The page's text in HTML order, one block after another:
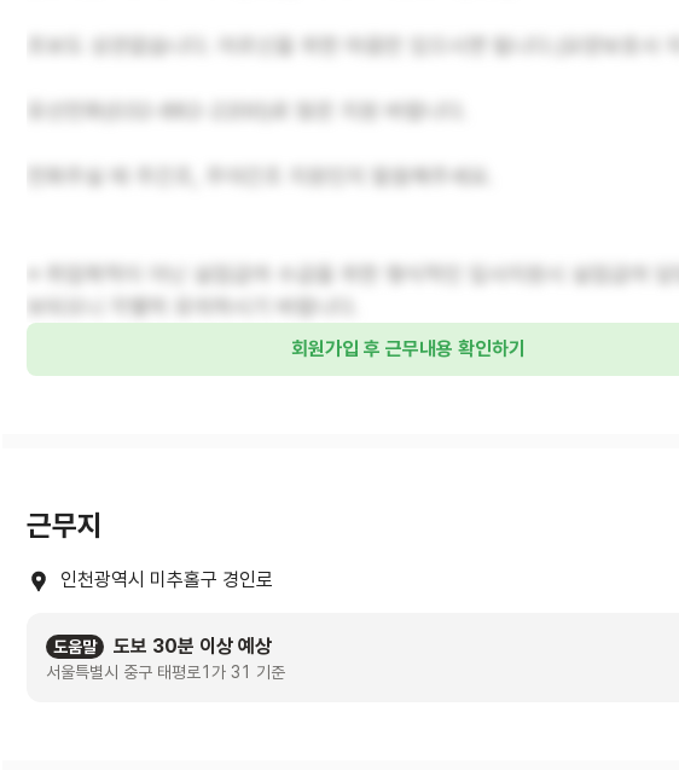
회원가입 후 근무내용 확인하기
근무지
인천광역시 미추홀구 경인로
도움말 도보 30분 이상 예상
서울특별시 중구 태평로1가 31 기준